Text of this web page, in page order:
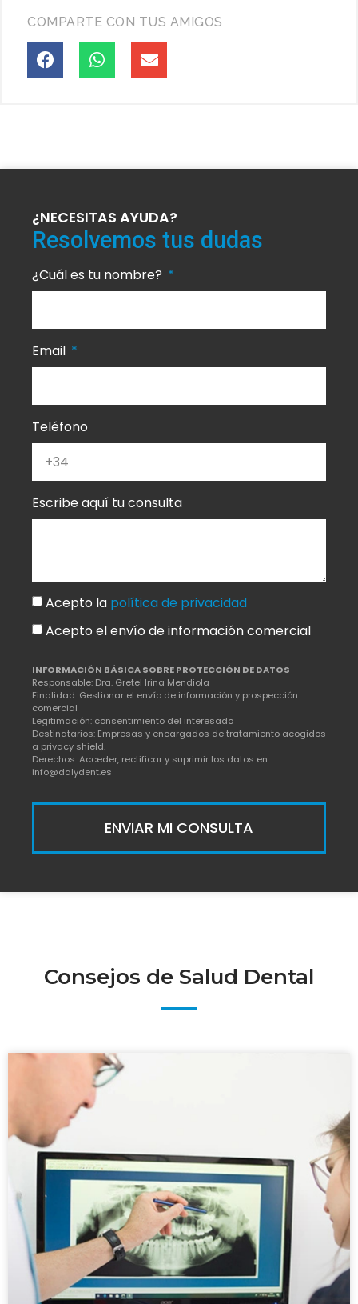
COMPARTE CON TUS AMIGOS
¿NECESITAS AYUDA?
Resolvemos tus dudas
¿Cuál es tu nombre?
Email
Teléfono
Escribe aquí tu consulta
Acepto la política de privacidad
Acepto el envío de información comercial
INFORMACIÓN BÁSICA SOBRE PROTECCIÓN DE DATOS
Responsable: Dra. Gretel Irina Mendiola
Finalidad: Gestionar el envío de información y prospección
comercial
Legitimación: consentimiento del interesado
Destinatarios: Empresas y encargados de tratamiento acogidos
a privacy shield.
Derechos: Acceder, rectificar y suprimir los datos en
info@dalydent.es
ENVIAR MI CONSULTA
Consejos de Salud Dental